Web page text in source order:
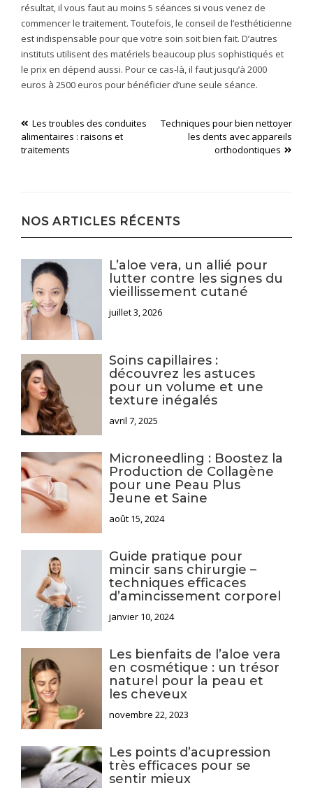
résultat, il vous faut au moins 5 séances si vous venez de
commencer le traitement. Toutefois, le conseil de l’esthéticienne
est indispensable pour que votre soin soit bien fait. D’autres
instituts utilisent des matériels beaucoup plus sophistiqués et
le prix en dépend aussi. Pour ce cas-là, il faut jusqu’à 2000
euros à 2500 euros pour bénéficier d’une seule séance.
Navigation
de
Les troubles des conduites
alimentaires : raisons et
traitements
Techniques pour bien nettoyer
les dents avec appareils
orthodontiques
NOS ARTICLES RÉCENTS
L’aloe vera, un allié pour
lutter contre les signes du
vieillissement cutané
juillet 3, 2026
Soins capillaires :
découvrez les astuces
pour un volume et une
texture inégalés
avril 7, 2025
Microneedling : Boostez la
Production de Collagène
pour une Peau Plus
Jeune et Saine
août 15, 2024
Guide pratique pour
mincir sans chirurgie –
techniques efficaces
d’amincissement corporel
janvier 10, 2024
Les bienfaits de l’aloe vera
en cosmétique : un trésor
naturel pour la peau et
les cheveux
novembre 22, 2023
Les points d’acupression
très efficaces pour se
sentir mieux